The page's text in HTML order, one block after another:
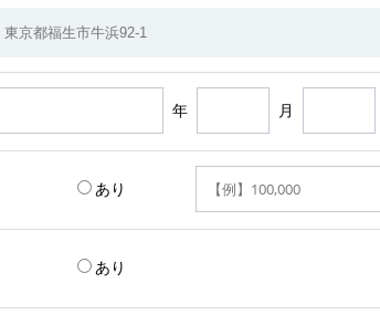
年 月
あり
あり